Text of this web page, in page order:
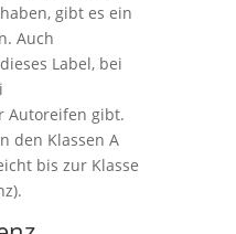
gibt es ein
Auch
Label, bei
Autoreifen gibt.
den Klassen A
bis zur Klasse